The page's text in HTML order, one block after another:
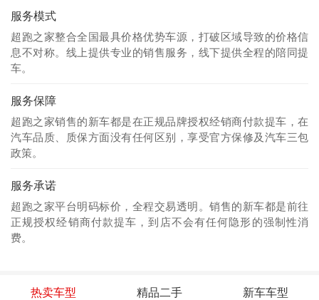
服务模式
超跑之家整合全国最具价格优势车源，打破区域导致的价格信
息不对称。线上提供专业的销售服务，线下提供全程的陪同提
车。
服务保障
超跑之家销售的新车都是在正规品牌授权经销商付款提车，在
汽车品质、质保方面没有任何区别，享受官方保修及汽车三包
政策。
服务承诺
超跑之家平台明码标价，全程交易透明。销售的新车都是前往
正规授权经销商付款提车，到店不会有任何隐形的强制性消
费。
热卖车型 精品二手 新车车型